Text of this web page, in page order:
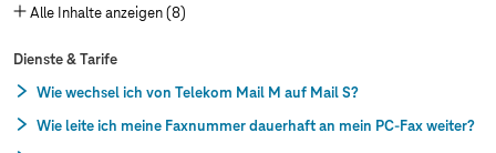
Alle Inhalte anzeigen (8)
Dienste & Tarife
Wie wechsel ich von Telekom Mail M auf Mail S?
Wie leite ich meine Faxnummer dauerhaft an mein PC-Fax weiter?